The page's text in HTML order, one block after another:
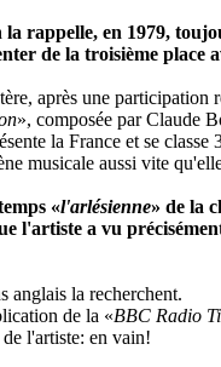
rappelle, en 1979,
de la troisième place
après une participation
», composée par Claude
la France et se classe
musicale aussi vite
«l'arlésienne» de la
l'artiste a vu
anglais la recherchent.
de la «BBC Radio
l'artiste: en vain!